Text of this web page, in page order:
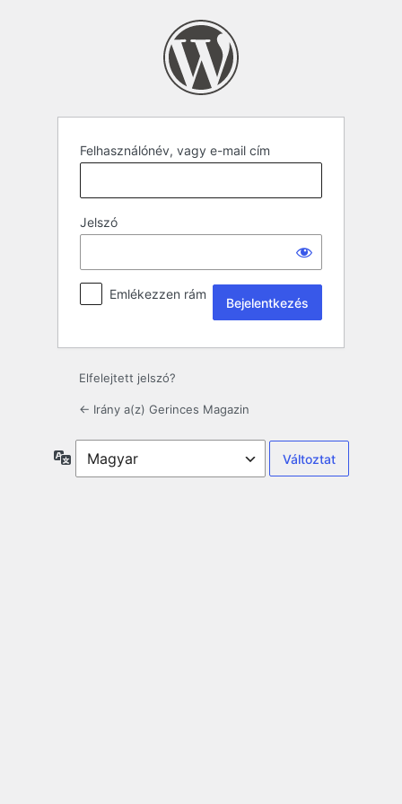
Felhasználónév, vagy e-mail cím
Jelszó
Emlékezzen rám
Elfelejtett jelszó?
← Irány a(z) Gerinces Magazin
Nyelv